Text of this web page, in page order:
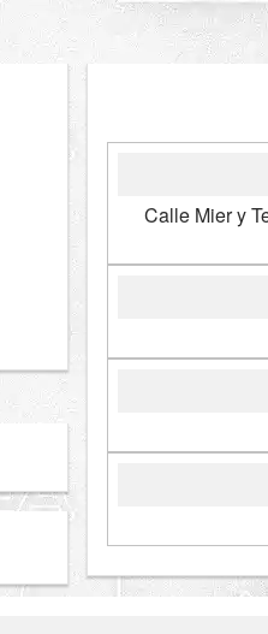
Calle Mier y